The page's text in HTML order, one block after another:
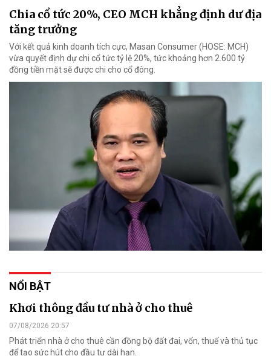
Chia cổ tức 20%, CEO MCH khẳng định dư địa
tăng trưởng
Với kết quả kinh doanh tích cực, Masan Consumer (HOSE: MCH)
vừa quyết định dự chi cổ tức tỷ lệ 20%, tức khoảng hơn 2.600 tỷ
đồng tiền mặt sẽ được chi cho cổ đông.
NỔI BẬT
Khơi thông đầu tư nhà ở cho thuê
07/08/2026 20:57
Phát triển nhà ở cho thuê cần đồng bộ đất đai, vốn, thuế và thủ tục
để tạo sức hút cho đầu tư dài hạn.